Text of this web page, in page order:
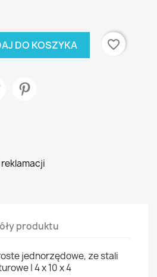
DO KOSZYKA favorite_border
produktu
jednorzędowe, ze stali
| 4 x 10 x 4